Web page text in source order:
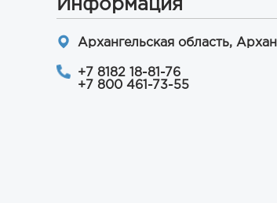
Информация
Архангельская область,
+7 8182 18-81-76
+7 800 461-73-55